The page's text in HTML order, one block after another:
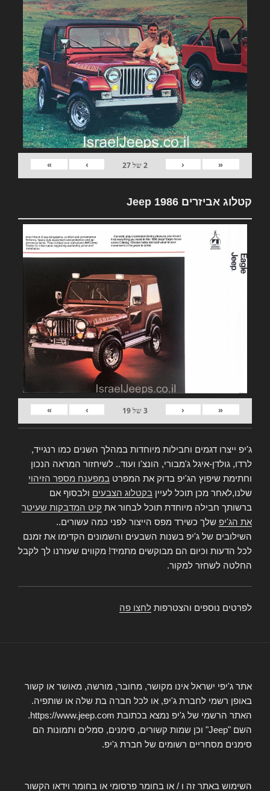
«
‹
2של27
›
»
קטלוג אביזרים Jeep 1986
«
‹
3של19
›
»
ג'יפ ייצרו דגמים וחבילות מיוחדות במהלך השנים כמו רנגייד,
לרדו, גולדן-איגל ג'מבורי, הונצ'ו ועוד.. לשיחזור המראה הנכון
וחתימת שיפוץ הג'יפ בדוק את המפרט במפענח מספר הזיהוי
שלנו,לאחר מכן תוכל לעיין בקטלוג הצבעים ולבסוף אם
ברשותך חבילה מיוחדת תוכל לבחור את קיט המדבקות שעיטר
את הג'יפ שלך כשירד מפס הייצור לפני כמה עשורים..
השילובים של ג'יפ בשנות השבעים והשמונים הקדימו את זמנם
לכל הדעות וכיום הם מבוקשים מתמיד! מקווים שעזרנו לך לקבל
החלטה לשחזר למקור.
לפרטים נוספים והצטרפות לחצו פה
אתר ג'יפי ישראל אינו מקושר, מחובר, מורשה, מאושר או קשור
באופן רשמי לחברת ג'יפ, או לכל חברה בת שלה או שותפיה.
האתר הרשמי של ג'יפ נמצא בכתובת https://www.jeep.com.
השם "Jeep" וכן שמות קשורים, סימנים, סמלים ותמונות הם
סימנים מסחריים רשומים של חברת ג'יפ.
השימוש באתר זה ו / או בחומר פרסומי או בחומר וידאו הקשור